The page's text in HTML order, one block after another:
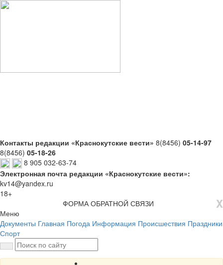
Контакты редакции «Краснокутские вести» 8(8456) 05-14-97
8(8456) 05-18-26
8 905 032-63-74
Электронная почта редакции «Краснокутские вести»:
kv14@yandex.ru
18+
X
ФОРМА ОБРАТНОЙ СВЯЗИ
Меню
Документы Главная Погода Информация Происшествия Праздники
Спорт